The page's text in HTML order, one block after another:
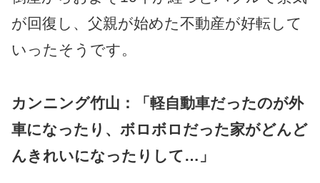
が回復し、父親が始めた不動産が好転して
いったそうです。
カンニング竹山：「軽自動車だったのが外
車になったり、ボロボロだった家がどんど
んきれいになったりして…」